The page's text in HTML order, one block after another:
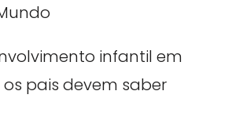
infantil em
pais devem saber